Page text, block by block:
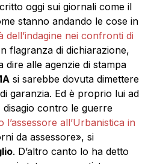
oggi sui giornali come il
stanno andando le cose in
dell’indagine nei confronti di
flagranza di dichiarazione,
alle agenzie di stampa
si sarebbe dovuta dimettere
garanzia. Ed è proprio lui ad
contro le guerre
l’assessore all’Urbanistica in
da assessore», si
. D’altro canto lo ha detto